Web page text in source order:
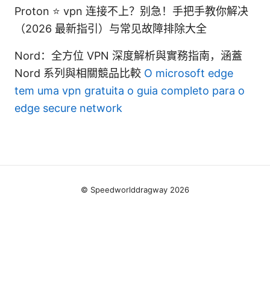
Proton ⭐ vpn 连接不上？别急！手把手教你解决
（2026 最新指引）与常见故障排除大全
Nord：全方位 VPN 深度解析與實務指南，涵蓋
Nord 系列與相關競品比較 O microsoft edge
tem uma vpn gratuita o guia completo para o
edge secure network
© Speedworlddragway 2026